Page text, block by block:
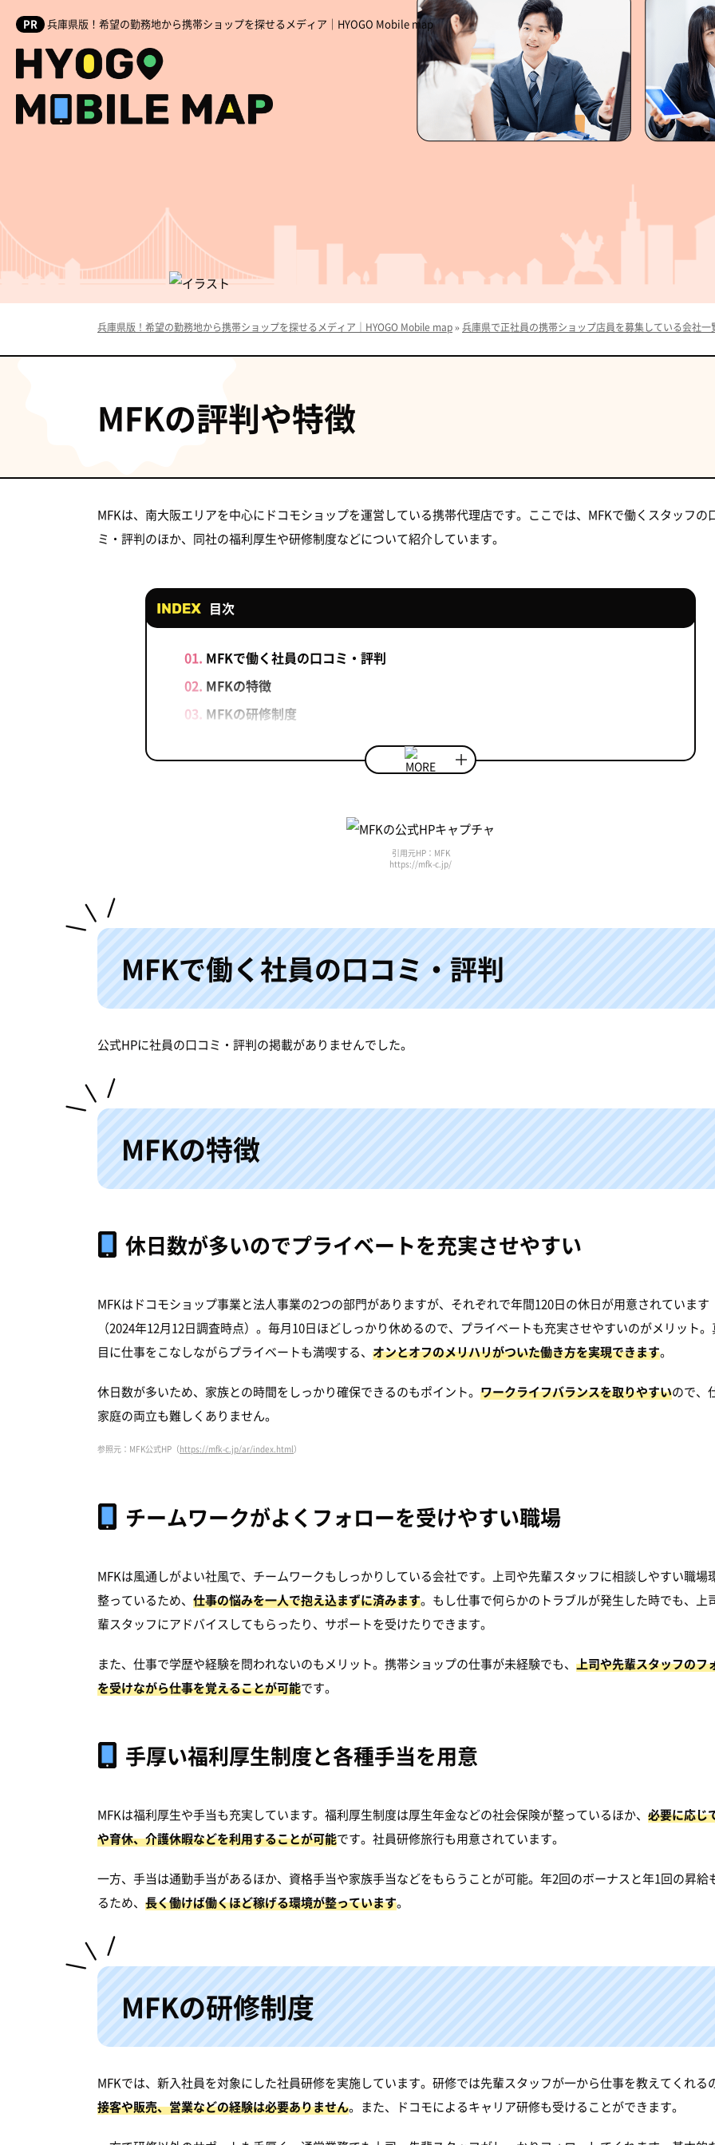
兵庫県版！希望の勤務地から携帯ショップを探せるメディア｜HYOGO Mobile map
兵庫県版！希望の勤務地から携帯ショップを探せるメディア｜HYOGO Mobile map»兵庫県で正社員の携帯ショップ店員を募集している会社一
MFKの評判や特徴
MFKは、南大阪エリアを中心にドコモショップを運営している携帯代理店です。ここでは、MFKで働くスタッフの
ミ・評判のほか、同社の福利厚生や研修制度などについて紹介しています。
目次
MFKで働く社員の口コミ・評判
MFKの特徴
MFKの研修制度
引用元HP：MFK
https://mfk-c.jp/
MFKで働く社員の口コミ・評判
公式HPに社員の口コミ・評判の掲載がありませんでした。
MFKの特徴
休日数が多いのでプライベートを充実させやすい
MFKはドコモショップ事業と法人事業の2つの部門がありますが、それぞれで年間120日の休日が用意されています
（2024年12月12日調査時点）。毎月10日ほどしっかり休めるので、プライベートも充実させやすいのがメリット。
目に仕事をこなしながらプライベートも満喫する、 オンとオフのメリハリがついた働き方を実現できます。
休日数が多いため、家族との時間をしっかり確保できるのもポイント。 ワークライフバランスを取りやすいので、
家庭の両立も難しくありません。
参照元：MFK公式HP（https://mfk-c.jp/ar/index.html）
チームワークがよくフォローを受けやすい職場
MFKは風通しがよい社風で、チームワークもしっかりしている会社です。上司や先輩スタッフに相談しやすい職場
整っているため、 仕事の悩みを一人で抱え込まずに済みます。もし仕事で何らかのトラブルが発生した時でも、上
輩スタッフにアドバイスしてもらったり、サポートを受けたりできます。
また、仕事で学歴や経験を問われないのもメリット。携帯ショップの仕事が未経験でも、 上司や先輩スタッフのフ
を受けながら仕事を覚えることが可能です。
手厚い福利厚生制度と各種手当を用意
MFKは福利厚生や手当も充実しています。福利厚生制度は厚生年金などの社会保険が整っているほか、 必要に応じ
や育休、介護休暇などを利用することが可能です。社員研修旅行も用意されています。
一方、手当は通勤手当があるほか、資格手当や家族手当などをもらうことが可能。年2回のボーナスと年1回の昇給
るため、 長く働けば働くほど稼げる環境が整っています。
MFKの研修制度
MFKでは、新入社員を対象にした社員研修を実施しています。研修では先輩スタッフが一から仕事を教えてくれるの
接客や販売、営業などの経験は必要ありません。また、ドコモによるキャリア研修も受けることができます。